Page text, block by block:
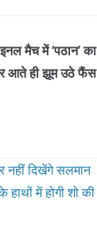
मैच में ‘पठान’ का
आते ही झूम उठे फैंस